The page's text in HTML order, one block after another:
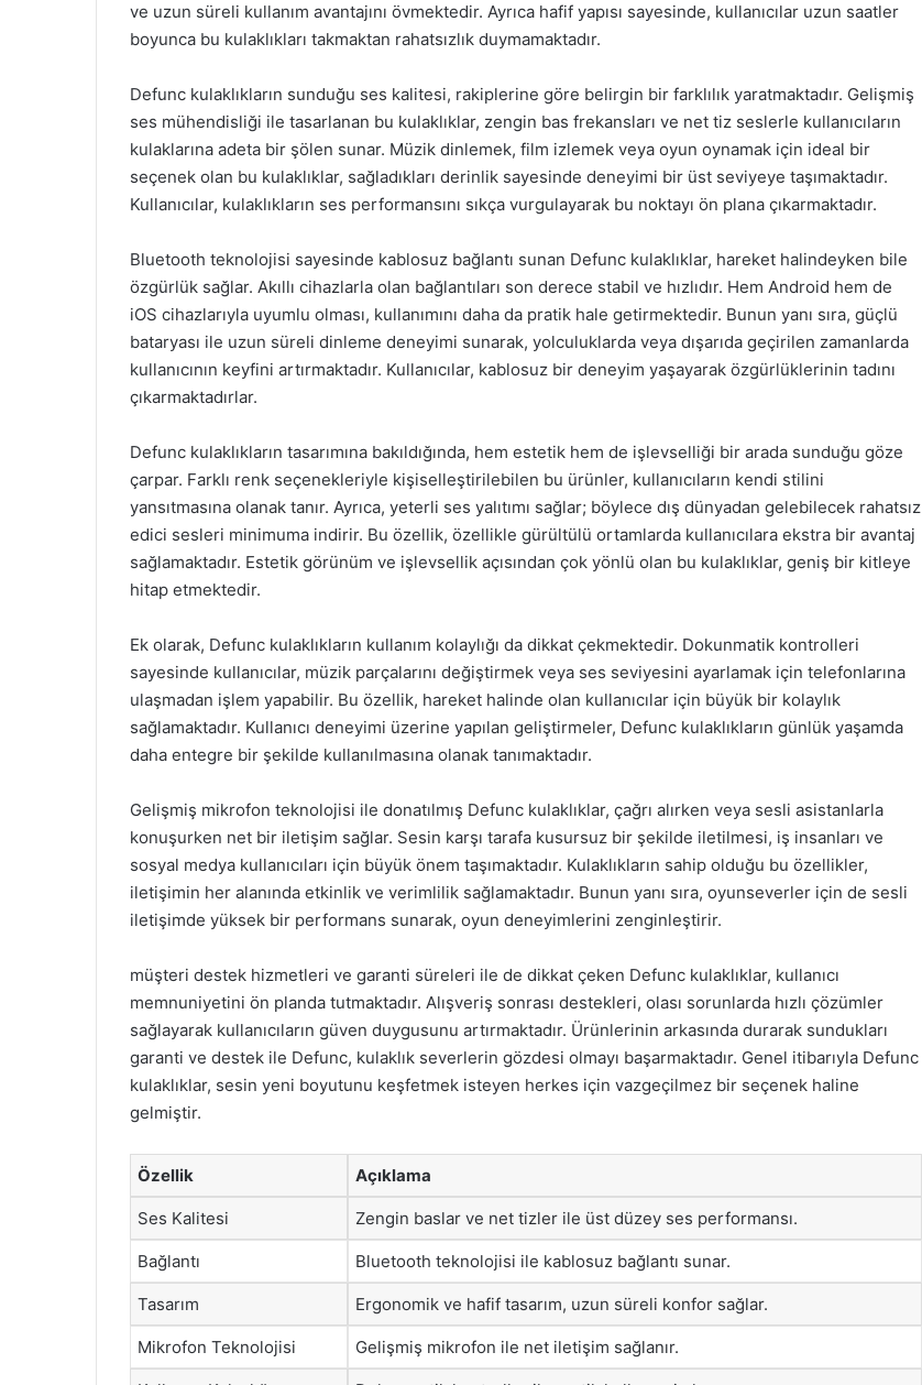
ve uzun süreli kullanım avantajını övmektedir. Ayrıca hafif yapısı sayesinde, kullanıcılar uzun saatler
boyunca bu kulaklıkları takmaktan rahatsızlık duymamaktadır.
Defunc kulaklıkların sunduğu ses kalitesi, rakiplerine göre belirgin bir farklılık yaratmaktadır. Gelişmiş
ses mühendisliği ile tasarlanan bu kulaklıklar, zengin bas frekansları ve net tiz seslerle kullanıcıların
kulaklarına adeta bir şölen sunar. Müzik dinlemek, film izlemek veya oyun oynamak için ideal bir
seçenek olan bu kulaklıklar, sağladıkları derinlik sayesinde deneyimi bir üst seviyeye taşımaktadır.
Kullanıcılar, kulaklıkların ses performansını sıkça vurgulayarak bu noktayı ön plana çıkarmaktadır.
Bluetooth teknolojisi sayesinde kablosuz bağlantı sunan Defunc kulaklıklar, hareket halindeyken bile
özgürlük sağlar. Akıllı cihazlarla olan bağlantıları son derece stabil ve hızlıdır. Hem Android hem de
iOS cihazlarıyla uyumlu olması, kullanımını daha da pratik hale getirmektedir. Bunun yanı sıra, güçlü
bataryası ile uzun süreli dinleme deneyimi sunarak, yolculuklarda veya dışarıda geçirilen zamanlarda
kullanıcının keyfini artırmaktadır. Kullanıcılar, kablosuz bir deneyim yaşayarak özgürlüklerinin tadını
çıkarmaktadırlar.
Defunc kulaklıkların tasarımına bakıldığında, hem estetik hem de işlevselliği bir arada sunduğu göze
çarpar. Farklı renk seçenekleriyle kişiselleştirilebilen bu ürünler, kullanıcıların kendi stilini
yansıtmasına olanak tanır. Ayrıca, yeterli ses yalıtımı sağlar; böylece dış dünyadan gelebilecek rahatsız
edici sesleri minimuma indirir. Bu özellik, özellikle gürültülü ortamlarda kullanıcılara ekstra bir avantaj
sağlamaktadır. Estetik görünüm ve işlevsellik açısından çok yönlü olan bu kulaklıklar, geniş bir kitleye
hitap etmektedir.
Ek olarak, Defunc kulaklıkların kullanım kolaylığı da dikkat çekmektedir. Dokunmatik kontrolleri
sayesinde kullanıcılar, müzik parçalarını değiştirmek veya ses seviyesini ayarlamak için telefonlarına
ulaşmadan işlem yapabilir. Bu özellik, hareket halinde olan kullanıcılar için büyük bir kolaylık
sağlamaktadır. Kullanıcı deneyimi üzerine yapılan geliştirmeler, Defunc kulaklıkların günlük yaşamda
daha entegre bir şekilde kullanılmasına olanak tanımaktadır.
Gelişmiş mikrofon teknolojisi ile donatılmış Defunc kulaklıklar, çağrı alırken veya sesli asistanlarla
konuşurken net bir iletişim sağlar. Sesin karşı tarafa kusursuz bir şekilde iletilmesi, iş insanları ve
sosyal medya kullanıcıları için büyük önem taşımaktadır. Kulaklıkların sahip olduğu bu özellikler,
iletişimin her alanında etkinlik ve verimlilik sağlamaktadır. Bunun yanı sıra, oyunseverler için de sesli
iletişimde yüksek bir performans sunarak, oyun deneyimlerini zenginleştirir.
müşteri destek hizmetleri ve garanti süreleri ile de dikkat çeken Defunc kulaklıklar, kullanıcı
memnuniyetini ön planda tutmaktadır. Alışveriş sonrası destekleri, olası sorunlarda hızlı çözümler
sağlayarak kullanıcıların güven duygusunu artırmaktadır. Ürünlerinin arkasında durarak sundukları
garanti ve destek ile Defunc, kulaklık severlerin gözdesi olmayı başarmaktadır. Genel itibarıyla Defunc
kulaklıklar, sesin yeni boyutunu keşfetmek isteyen herkes için vazgeçilmez bir seçenek haline
gelmiştir.
Özellik Açıklama
Ses Kalitesi Zengin baslar ve net tizler ile üst düzey ses performansı.
Bağlantı Bluetooth teknolojisi ile kablosuz bağlantı sunar.
Tasarım Ergonomik ve hafif tasarım, uzun süreli konfor sağlar.
Mikrofon Teknolojisi Gelişmiş mikrofon ile net iletişim sağlanır.